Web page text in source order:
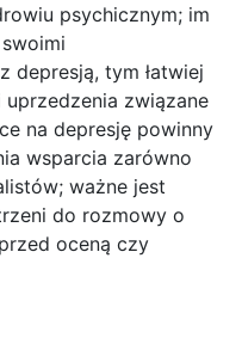
psychicznym; im
depresją, tym łatwiej
związane
na depresję powinny
wsparcia zarówno
ważne jest
do rozmowy o
oceną czy